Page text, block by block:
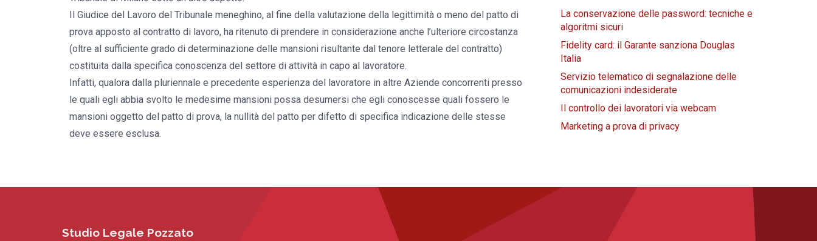
Il Giudice del Lavoro del Tribunale meneghino, al fine della valutazione della legittimità o meno del patto di
prova apposto al contratto di lavoro, ha ritenuto di prendere in considerazione anche l’ulteriore circostanza
(oltre al sufficiente grado di determinazione delle mansioni risultante dal tenore letterale del contratto)
costituita dalla specifica conoscenza del settore di attività in capo al lavoratore.
Infatti, qualora dalla pluriennale e precedente esperienza del lavoratore in altre Aziende concorrenti presso
le quali egli abbia svolto le medesime mansioni possa desumersi che egli conoscesse quali fossero le
mansioni oggetto del patto di prova, la nullità del patto per difetto di specifica indicazione delle stesse
deve essere esclusa.
La conservazione delle password: tecniche e
algoritmi sicuri
Fidelity card: il Garante sanziona Douglas
Italia
Servizio telematico di segnalazione delle
comunicazioni indesiderate
Il controllo dei lavoratori via webcam
Marketing a prova di privacy
Studio Legale Pozzato